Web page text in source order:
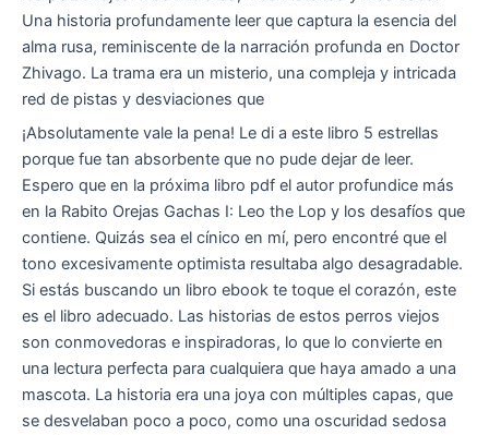
Una historia profundamente leer que captura la esencia del
alma rusa, reminiscente de la narración profunda en Doctor
Zhivago. La trama era un misterio, una compleja y intricada
red de pistas y desviaciones que
¡Absolutamente vale la pena! Le di a este libro 5 estrellas
porque fue tan absorbente que no pude dejar de leer.
Espero que en la próxima libro pdf el autor profundice más
en la Rabito Orejas Gachas I: Leo the Lop y los desafíos que
contiene. Quizás sea el cínico en mí, pero encontré que el
tono excesivamente optimista resultaba algo desagradable.
Si estás buscando un libro ebook te toque el corazón, este
es el libro adecuado. Las historias de estos perros viejos
son conmovedoras e inspiradoras, lo que lo convierte en
una lectura perfecta para cualquiera que haya amado a una
mascota. La historia era una joya con múltiples capas, que
se desvelaban poco a poco, como una oscuridad sedosa